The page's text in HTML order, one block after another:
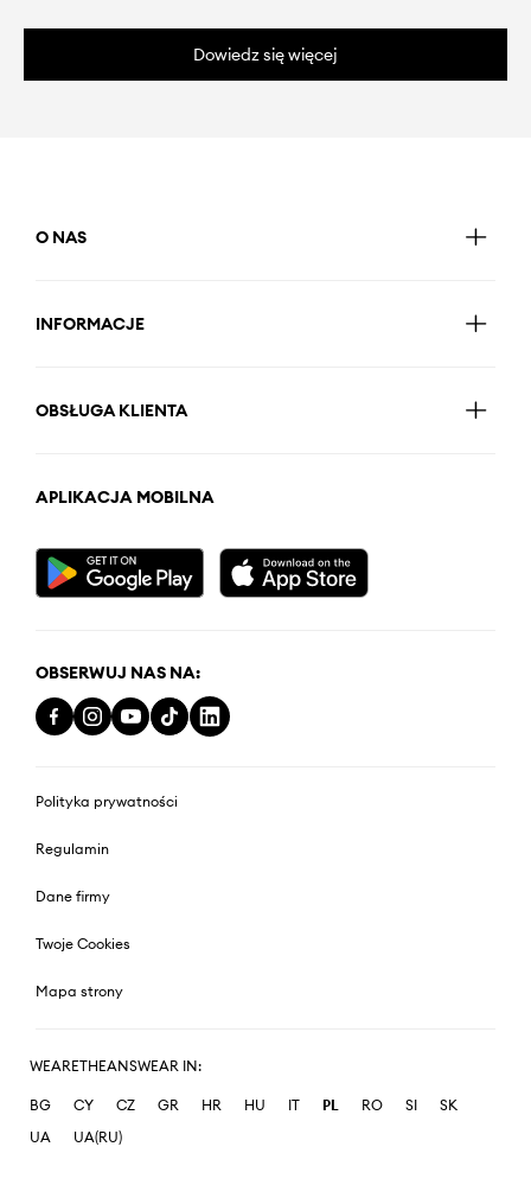
Dowiedz się więcej
O NAS
INFORMACJE
OBSŁUGA KLIENTA
APLIKACJA MOBILNA
OBSERWUJ NAS NA:
Polityka prywatności
Regulamin
Dane firmy
Twoje Cookies
Mapa strony
WEARETHEANSWEAR IN:
BG CY CZ GR HR HU IT PL RO SI
SK
UA
UA(RU)